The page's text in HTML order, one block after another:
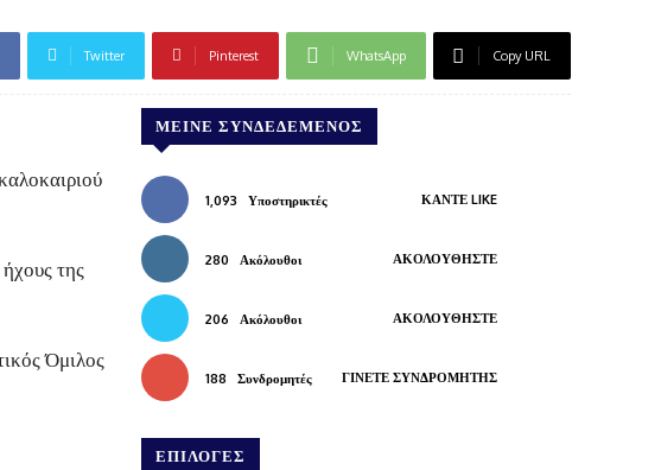
Twitter Pinterest WhatsApp Copy URL
της
Όμιλος
ΜΕΊΝΕ ΣΥΝΔΕΔΕΜΈΝΟΣ
1,093 Υποστηρικτές ΚΆΝΤΕ LIKE
280 Ακόλουθοι ΑΚΟΛΟΥΘΉΣΤΕ
206 Ακόλουθοι ΑΚΟΛΟΥΘΉΣΤΕ
188 Συνδρομητές ΓΊΝΕΤΕ ΣΥΝΔΡΟΜΗΤΉΣ
ΕΠΙΛΟΓΕΣ